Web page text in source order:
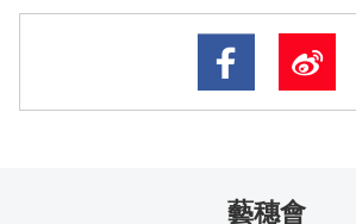
藝穗會